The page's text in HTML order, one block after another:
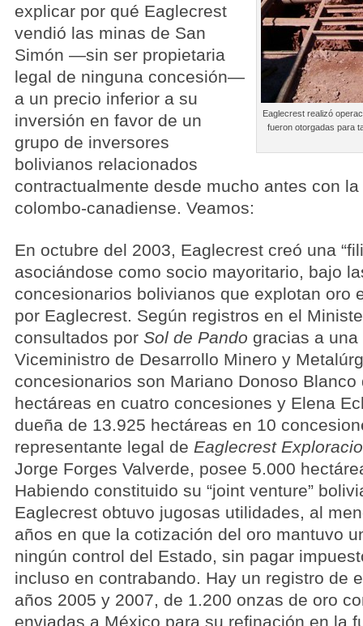
Eaglecrest realizó
fueron otorgadas para
explicar por qué Eaglecrest
vendió las minas de San
Simón —sin ser propietaria
legal de ninguna concesión—
a un precio inferior a su
inversión en favor de un
grupo de inversores
bolivianos relacionados
contractualmente desde mucho antes con
colombo-canadiense. Veamos:
En octubre del 2003, Eaglecrest creó una
asociándose como socio mayoritario, bajo
concesionarios bolivianos que explotan oro
por Eaglecrest. Según registros en el
consultados por Sol de Pando gracias a
Viceministro de Desarrollo Minero y
concesionarios son Mariano Donoso Blanco
hectáreas en cuatro concesiones y Elena
dueña de 13.925 hectáreas en 10
representante legal de Eaglecrest
Jorge Forges Valverde, posee 5.000
Habiendo constituido su “joint venture”
Eaglecrest obtuvo jugosas utilidades, al
años en que la cotización del oro mantuvo
ningún control del Estado, sin pagar
incluso en contrabando. Hay un registro de
años 2005 y 2007, de 1.200 onzas de oro
enviadas a México para su refinación en la